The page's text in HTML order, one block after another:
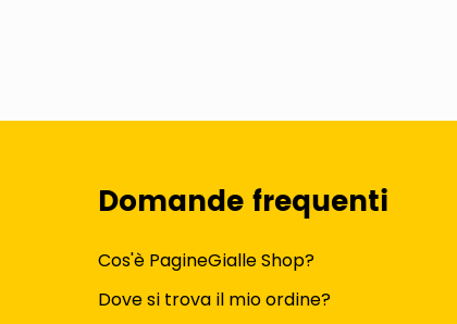
Domande frequenti
Cos'è PagineGialle Shop?
Dove si trova il mio ordine?